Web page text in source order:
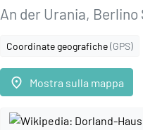
An der Urania, Berlino
Coordinate geografiche(GPS)
place Mostra sulla mappa